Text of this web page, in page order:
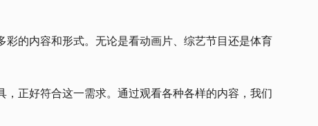
的内容和形式。无论是看动画片、综艺节目还是体育
正好符合这一需求。通过观看各种各样的内容，我们